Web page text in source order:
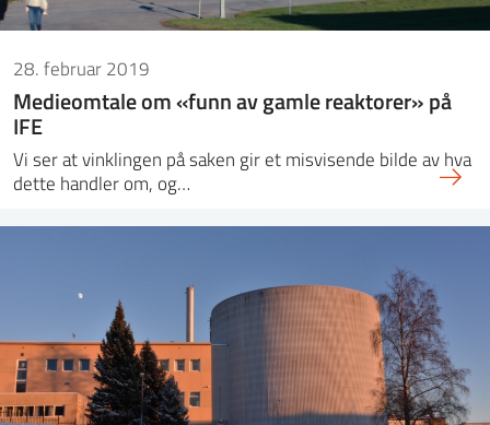
28. februar 2019
Medieomtale om «funn av gamle reaktorer» på
IFE
Vi ser at vinklingen på saken gir et misvisende bilde av hva
dette handler om, og…